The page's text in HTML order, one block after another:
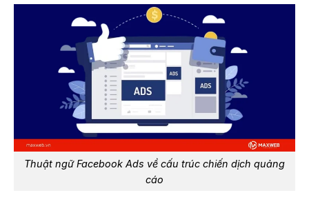
Thuật ngữ Facebook Ads về cấu trúc chiến dịch quảng
cáo